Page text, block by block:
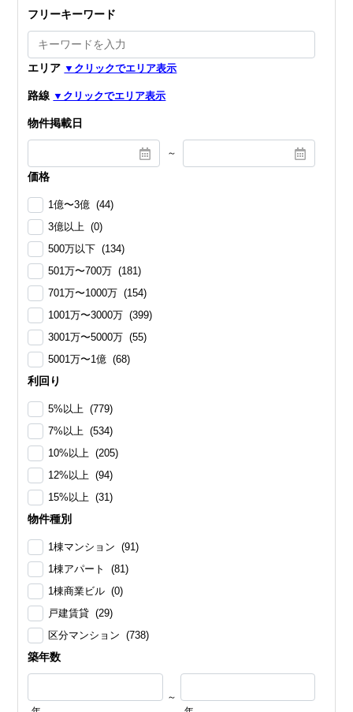
フリーキーワード
エリア
路線
物件掲載日
～
価格
1億〜3億 (44)
3億以上 (0)
500万以下 (134)
501万〜700万 (181)
701万〜1000万 (154)
1001万〜3000万 (399)
3001万〜5000万 (55)
5001万〜1億 (68)
利回り
5%以上 (779)
7%以上 (534)
10%以上 (205)
12%以上 (94)
15%以上 (31)
物件種別
1棟マンション (91)
1棟アパート (81)
1棟商業ビル (0)
戸建賃貸 (29)
区分マンション (738)
築年数
～